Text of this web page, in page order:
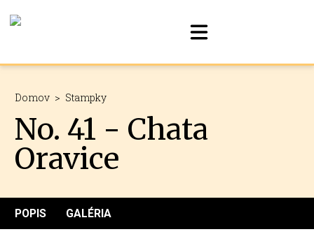
Domov > Stampky
No. 41 - Chata
Oravice
POPIS GALÉRIA